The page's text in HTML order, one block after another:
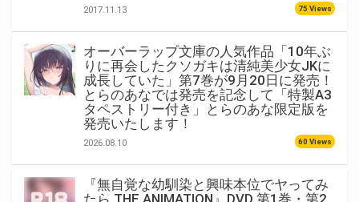
2017.11.13 75 Views
オーバーラップ文庫の人気作品「10年ぶ
りに再会したクソガキは清純美少女JKに
成長していた」第7巻が9月20日に発売！
とらのあなでは発売を記念して「特製A3
タペストリー付き」とらのあな限定版を
発売いたします！
2026.08.10 60 Views
『無自覚な幼馴染と興味本位でヤってみ